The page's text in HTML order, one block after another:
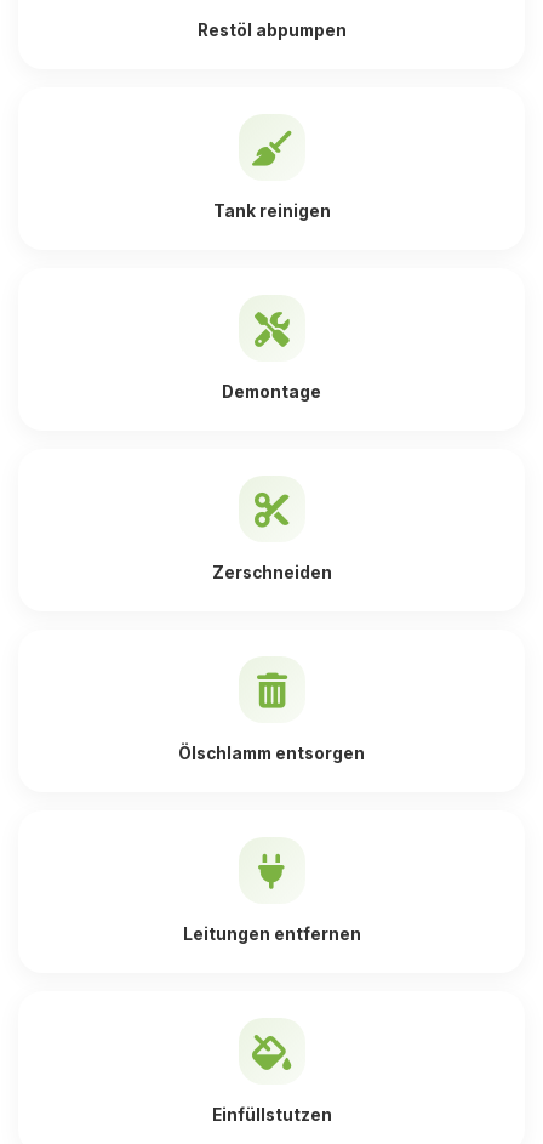
Restöl abpumpen
Tank reinigen
Demontage
Zerschneiden
Ölschlamm entsorgen
Leitungen entfernen
Einfüllstutzen